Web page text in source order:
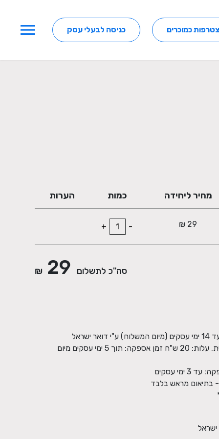
כמוכרים כניסה לבעלי עסק menu
מחיר ליחידה כמות הערות
29 ₪
-
+
סה"כ לתשלום 29
₪
שירות boxit - שירות לוקרים בפריסה ארצית. עלות: 20 ש"ח זמן אספקה: תוך 5 ימי עסקים מיום